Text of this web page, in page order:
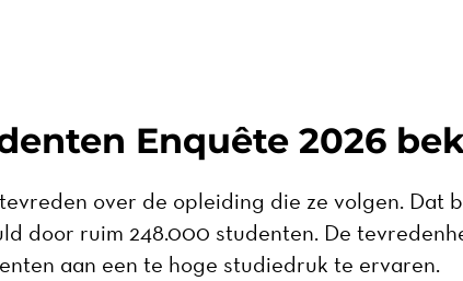
Enquête 2026
over de opleiding die ze volgen.
door ruim 248.000 studenten. De
aan een te hoge studiedruk te ervaren.